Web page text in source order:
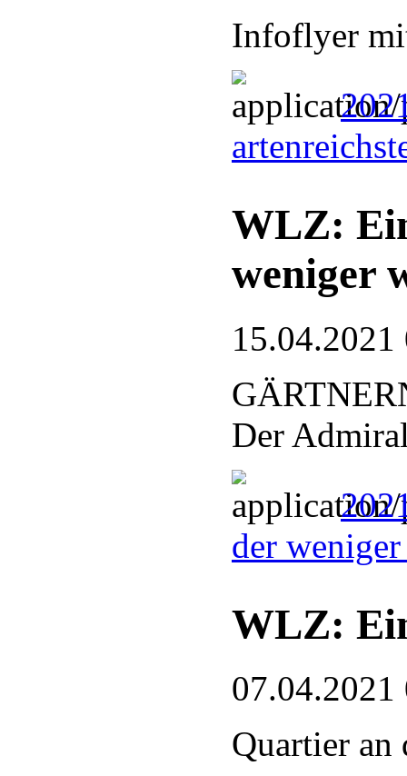
Infoflyer
WLZ:
weniger
15.04.2021
Der
der
WLZ:
07.04.2021
Quartier an